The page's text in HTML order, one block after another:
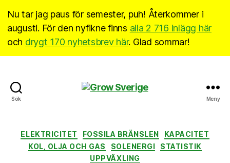
Nu tar jag paus för semester, puh! Återkommer i
augusti. För den nyfikne finns alla 2 716 inlägg här
och drygt 170 nyhetsbrev här. Glad sommar!
Sök Meny
Kategorier
ELEKTRICITET FOSSILA BRÄNSLEN
KAPACITET
KOL, OLJA OCH GAS
SOLENERGI
STATISTIK
UPPVÄXLING